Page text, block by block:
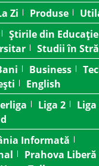
Zi Produse
Știrile din Educație
Studii în
Business
English
Liga 2 Liga
Informată
Prahova Liberă